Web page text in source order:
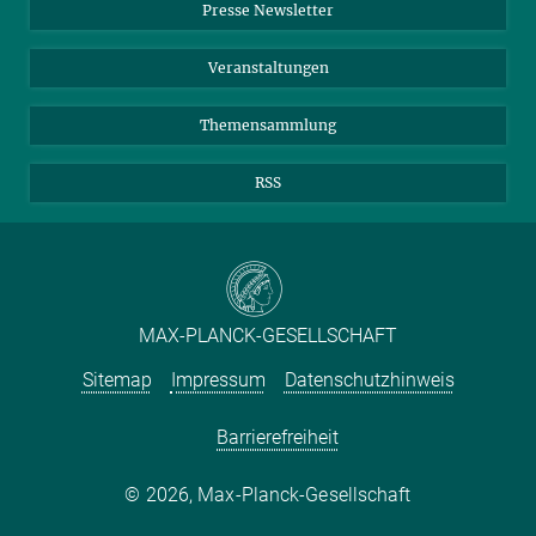
Meldestelle Fehlverhalten
TikTok
YouTube
Presse Newsletter
Veranstaltungen
Themensammlung
RSS
MAX-PLANCK-GESELLSCHAFT
Sitemap
Impressum Datenschutzhinweis
Barrierefreiheit
2026, Max-Planck-Gesellschaft